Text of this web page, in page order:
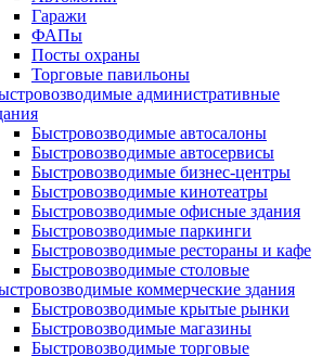
Гаражи
ФАПы
Посты охраны
Торговые павильоны
административные
Быстровозводимые автосалоны
Быстровозводимые автосервисы
Быстровозводимые бизнес-центры
Быстровозводимые кинотеатры
Быстровозводимые офисные здания
Быстровозводимые паркинги
Быстровозводимые рестораны и кафе
Быстровозводимые столовые
коммерческие здания
Быстровозводимые крытые рынки
Быстровозводимые магазины
Быстровозводимые торговые